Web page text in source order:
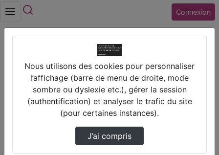
Connexion
Prendre des notes
Il n'y a pas de note disponible pour vous pour cette vidéo.
Connectez-vous pour en créer une nouvelle.
Nous utilisons des cookies pour personnaliser
l’affichage (barre de menu de droite, mode
sombre ou dyslexie etc.), gérer la session
(authentification) et analyser le trafic du site
(pour certaines instances).
J’ai compris